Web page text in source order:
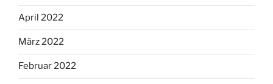
April 2022
März 2022
Februar 2022